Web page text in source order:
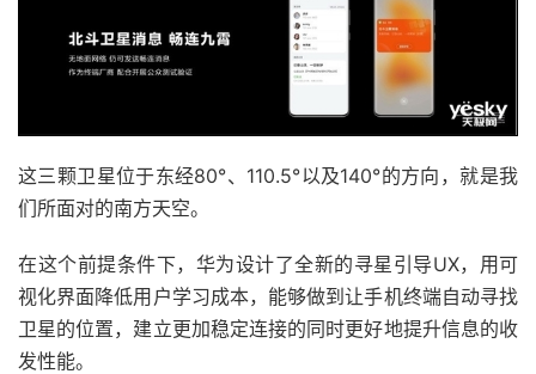
这三颗卫星位于东经80°、110.5°以及140°的方向，就是我
们所面对的南方天空。
在这个前提条件下，华为设计了全新的寻星引导UX，用可
视化界面降低用户学习成本，能够做到让手机终端自动寻找
卫星的位置，建立更加稳定连接的同时更好地提升信息的收
发性能。